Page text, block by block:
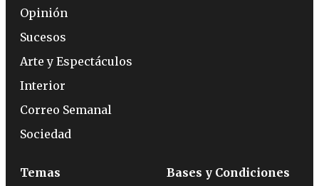
Opinión
Sucesos
Arte y Espectáculos
Interior
Correo Semanal
Sociedad
Temas
Bases y Condiciones